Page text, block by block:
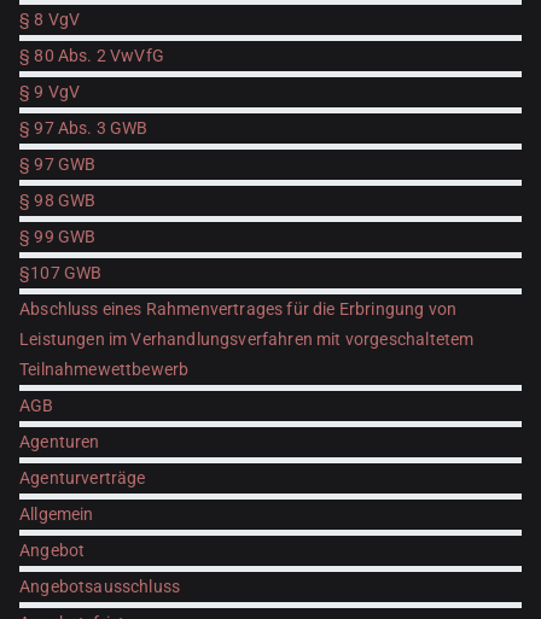
§ 8 VgV
§ 80 Abs. 2 VwVfG
§ 9 VgV
§ 97 Abs. 3 GWB
§ 97 GWB
§ 98 GWB
§ 99 GWB
§107 GWB
Abschluss eines Rahmenvertrages für die Erbringung von
Leistungen im Verhandlungsverfahren mit vorgeschaltetem
Teilnahmewettbewerb
AGB
Agenturen
Agenturverträge
Allgemein
Angebot
Angebotsausschluss